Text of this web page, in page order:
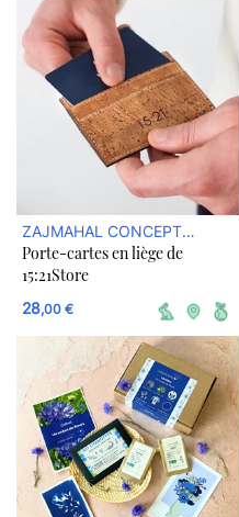
ZAJMAHAL CONCEPT
STORE DURABLE
Porte-cartes en liège de
15:21Store
28,00 €